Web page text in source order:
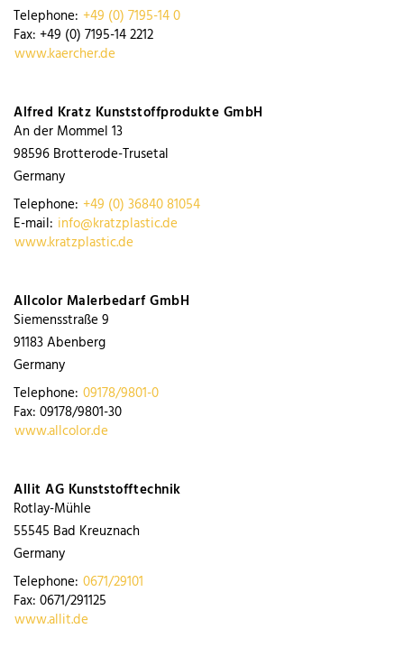
Telephone: +49 (0) 7195-14 0
Fax: +49 (0) 7195-14 2212
www.kaercher.de
Alfred Kratz Kunststoffprodukte GmbH
An der Mommel 13
98596 Brotterode-Trusetal
Germany
Telephone: +49 (0) 36840 81054
E-mail: info@kratzplastic.de
www.kratzplastic.de
Allcolor Malerbedarf GmbH
Siemensstraße 9
91183Abenberg
Germany
Telephone: 09178/9801-0
Fax: 09178/9801-30
www.allcolor.de
Allit AG Kunststofftechnik
Rotlay-Mühle
55545 Bad Kreuznach
Germany
Telephone: 0671/29101
Fax: 0671/291125
www.allit.de